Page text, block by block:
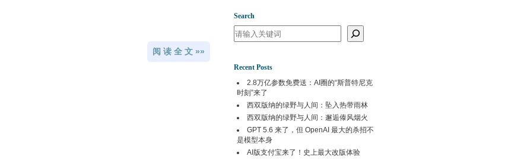
阅 读 全 文 »»
Search
Search
Recent Posts
2.8万亿参数免费送：AI圈的“斯普特尼克
时刻”来了
西双版纳的绿野与人间：坠入热带雨林
西双版纳的绿野与人间：邂逅傣风烟火
GPT 5.6 来了，但 OpenAI 最大的杀招不
是模型本身
AI版支付宝来了！史上最大改版体验